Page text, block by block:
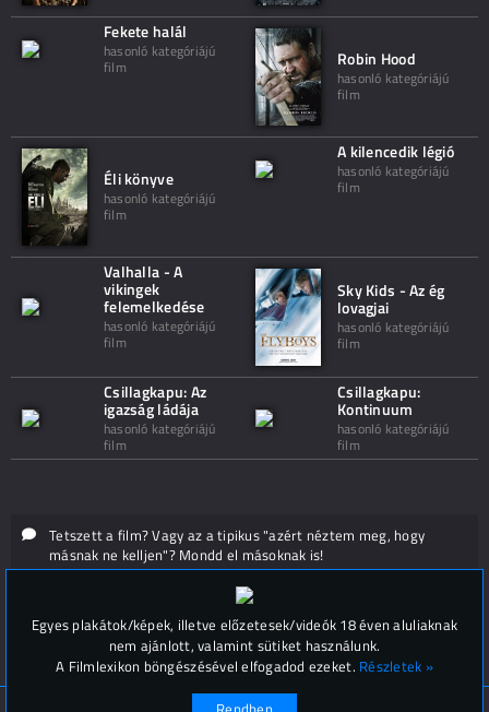
Fekete halál
hasonló kategóriájú
film Robin Hood
hasonló kategóriájú
film
Éli könyve
hasonló kategóriájú
film
A kilencedik légió
hasonló kategóriájú
film
Valhalla - A
vikingek
felemelkedése
hasonló kategóriájú
film
Sky Kids - Az ég
lovagjai
hasonló kategóriájú
film
Csillagkapu: Az
igazság ládája
hasonló kategóriájú
film
Csillagkapu:
Kontinuum
hasonló kategóriájú
film
Tetszett a film? Vagy az a tipikus "azért néztem meg, hogy
másnak ne kelljen"? Mondd el másoknak is!
Hozzászólások (
Egyes plakátok/képek, illetve előzetesek/videók 18 éven aluliaknak
nem ajánlott, valamint sütiket használunk.
A Filmlexikon böngészésével elfogadod ezeket. Részletek »